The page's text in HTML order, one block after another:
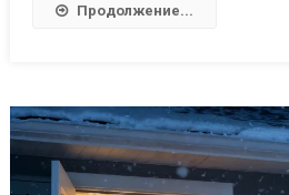
Продолжение...